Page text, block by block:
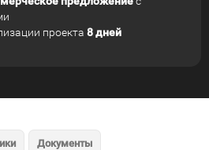
проекта 8 дней
Документы